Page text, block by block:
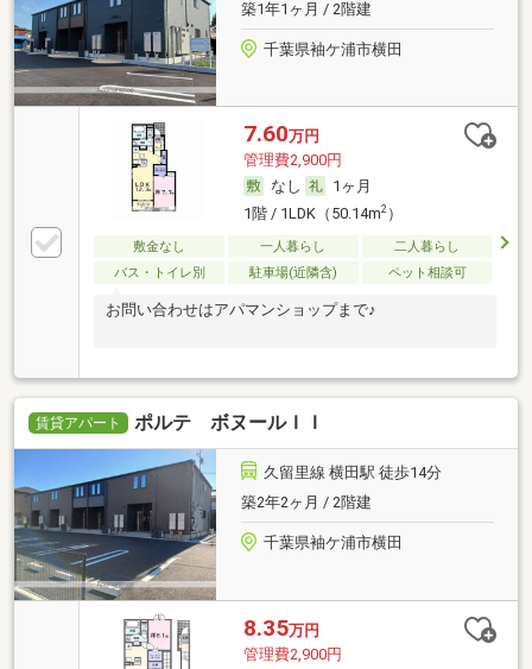
築1年1ヶ月 / 2階建
千葉県袖ケ浦市横田
7.60万円
管理費2,900円
なし
1ヶ月
1階 / 1LDK（50.14m2）
敷金なし 一人暮らし
二人暮らし
バス・トイレ別
駐車場(近隣含) ペット相談可
お問い合わせはアパマンショップまで♪
賃貸アパート ポルテ ボヌールＩＩ
久留里線 横田駅 徒歩14分
築2年2ヶ月 / 2階建
千葉県袖ケ浦市横田
8.35万円
管理費2,900円